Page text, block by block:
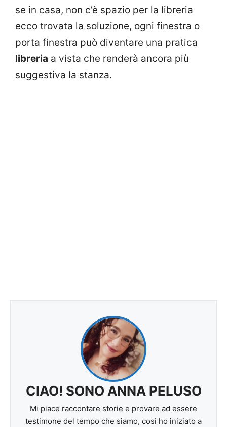
se in casa, non c’è spazio per la libreria
ecco trovata la soluzione, ogni finestra o
porta finestra può diventare una pratica
libreria a vista che renderà ancora più
suggestiva la stanza.
CIAO! SONO ANNA PELUSO
Mi piace raccontare storie e provare ad essere
testimone del tempo che siamo, così ho iniziato a